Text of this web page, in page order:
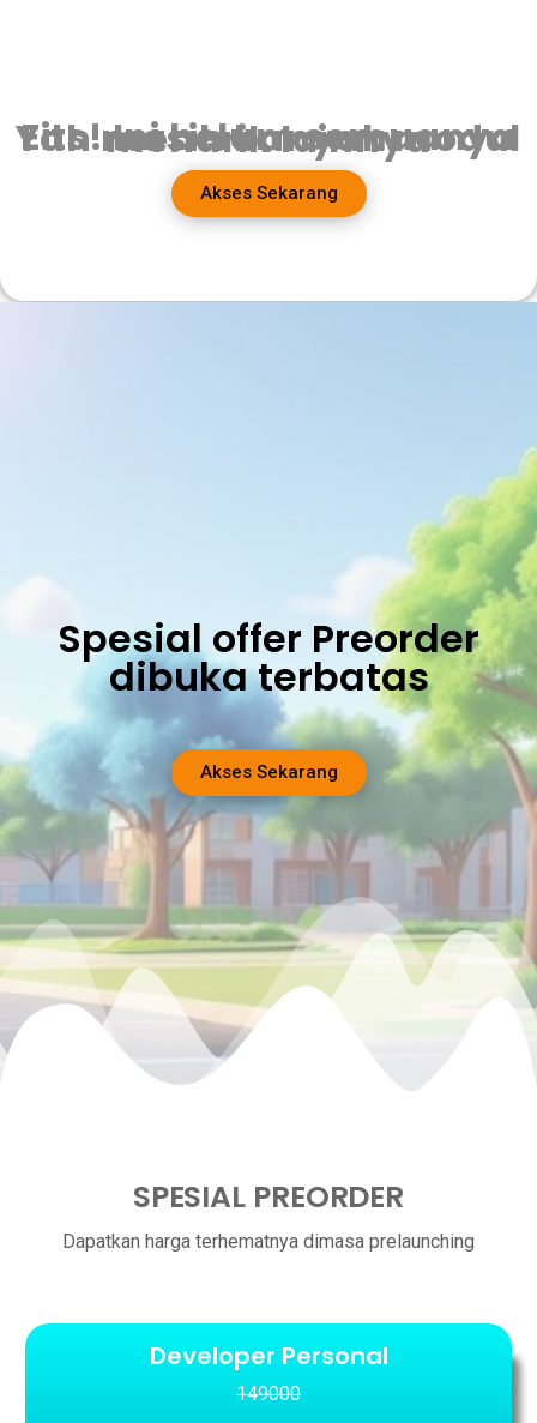
Eits! Ini belum semuanya Yah masih banyak modul menarik lainnya
Akses Sekarang
Spesial offer Preorder
dibuka terbatas
Akses Sekarang
SPESIAL PREORDER
Dapatkan harga terhematnya dimasa prelaunching
Developer Personal
149000